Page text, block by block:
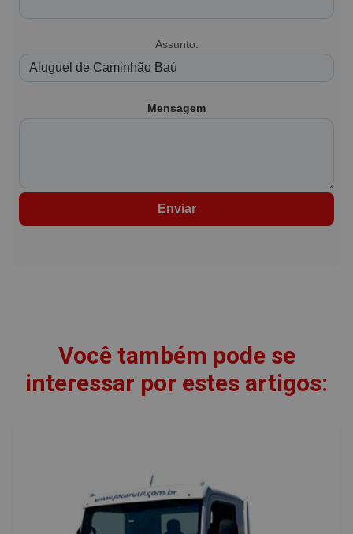
Assunto:
Mensagem
Enviar
Você também pode se
interessar por estes artigos: